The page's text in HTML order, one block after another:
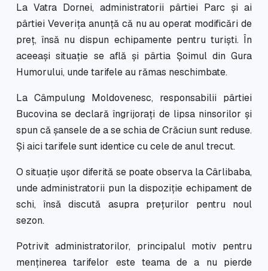
La Vatra Dornei, administratorii pârtiei Parc și ai
pârtiei Veverița anunță că nu au operat modificări de
preț, însă nu dispun echipamente pentru turiști. În
aceeași situație se află și pârtia Șoimul din Gura
Humorului, unde tarifele au rămas neschimbate.
La Câmpulung Moldovenesc, responsabilii pârtiei
Bucovina se declară îngrijorați de lipsa ninsorilor și
spun că șansele de a se schia de Crăciun sunt reduse.
Și aici tarifele sunt identice cu cele de anul trecut.
O situație ușor diferită se poate observa la Cârlibaba,
unde administratorii pun la dispoziție echipament de
schi, însă discută asupra prețurilor pentru noul
sezon.
Potrivit administratorilor, principalul motiv pentru
menținerea tarifelor este teama de a nu pierde